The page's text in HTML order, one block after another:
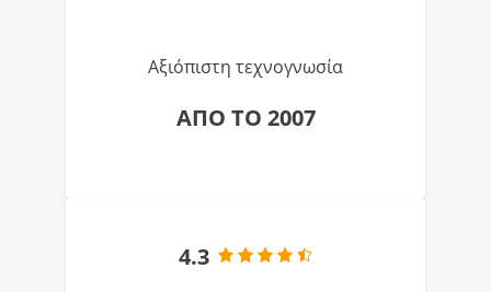
Αξιόπιστη τεχνογνωσία
ΑΠΟ ΤΟ 2007
4.3